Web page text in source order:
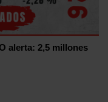
alerta: 2,5 millones